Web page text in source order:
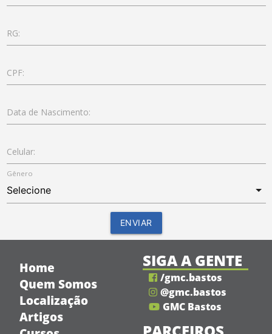
RG:
CPF:
Data de Nascimento:
Celular:
Gênero
Home
Quem Somos
Localização
Artigos
SIGA A GENTE
/gmc.bastos
@gmc.bastos
GMC Bastos